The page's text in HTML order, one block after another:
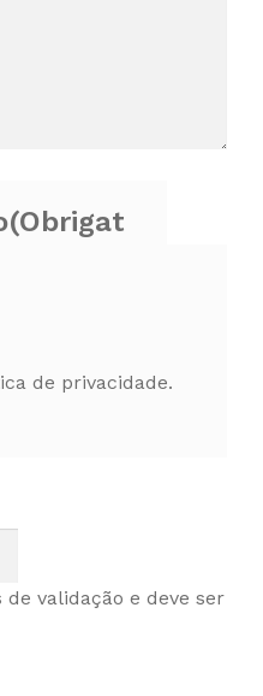
(Obrigat
de privacidade.
validação e deve ser